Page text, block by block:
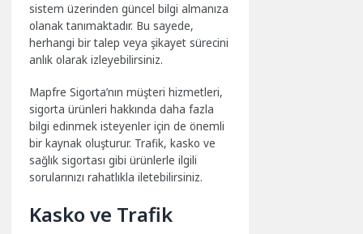
sistem üzerinden güncel bilgi almanıza
olanak tanımaktadır. Bu sayede,
herhangi bir talep veya şikayet sürecini
anlık olarak izleyebilirsiniz.
Mapfre Sigorta’nın müşteri hizmetleri,
sigorta ürünleri hakkında daha fazla
bilgi edinmek isteyenler için de önemli
bir kaynak oluşturur. Trafik, kasko ve
sağlık sigortası gibi ürünlerle ilgili
sorularınızı rahatlıkla iletebilirsiniz.
Kasko ve Trafik